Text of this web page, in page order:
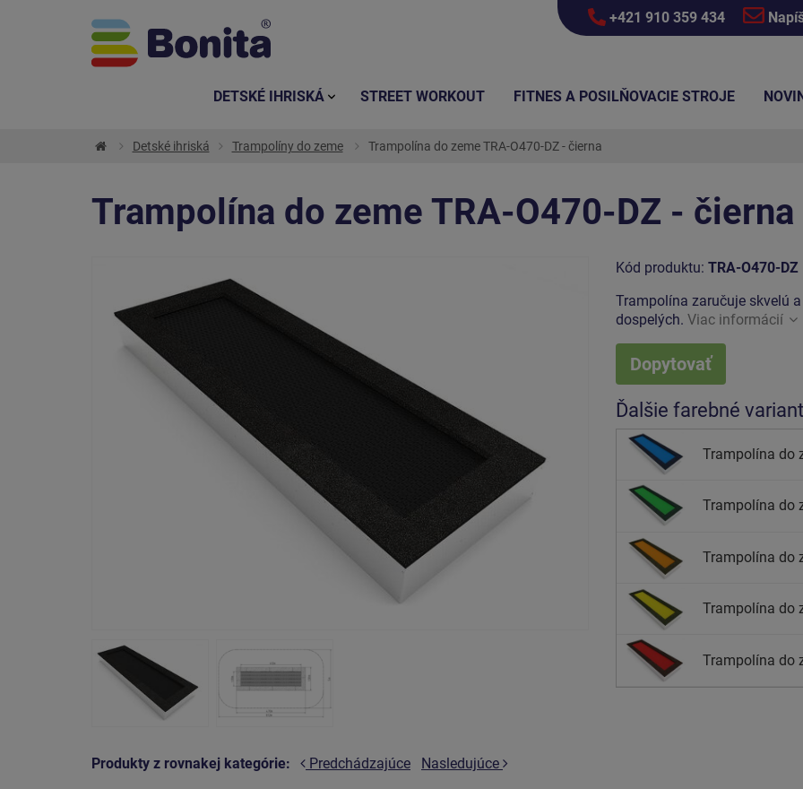
+421 910 359 434
Detské ihriská Trampolíny do zeme Trampolína do zeme TRA-O470-DZ - čierna
Trampolína do zeme TRA-O470-DZ - čierna
Produkty z rovnakej kategórie: Predchádzajúce Nasledujúce
Kód produktu: TRA-O470-DZ
Trampolína zaručuje skvelú
dospelých. Viac informácií
Dopytovať
Ďalšie farebné
Trampolína do
Trampolína do
Trampolína do
Trampolína do
Trampolína do
DETSKÉ IHRISKÁ STREET WORKOUT FITNES A POSILŇOVACIE STROJE